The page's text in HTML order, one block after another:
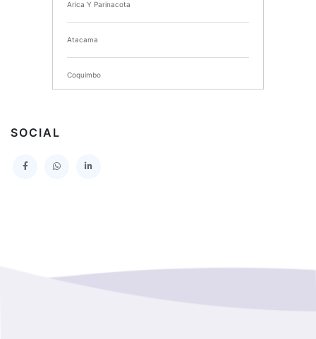
INSTITUTO NACIONAL DE DEPORTES DE CHILE
SERVICIO DE SALUD DEL MAULE HOSPITAL DE
TALCA
I MUNICIPALIDAD DE PROVIDENCIA
SERVICIO DE SALUD TALCAHUANO HOSPITAL DE
GOBERNACION PROVINCIAL DE TALCA
Arica Y Parinacota
Atacama
Coquimbo
SOCIAL